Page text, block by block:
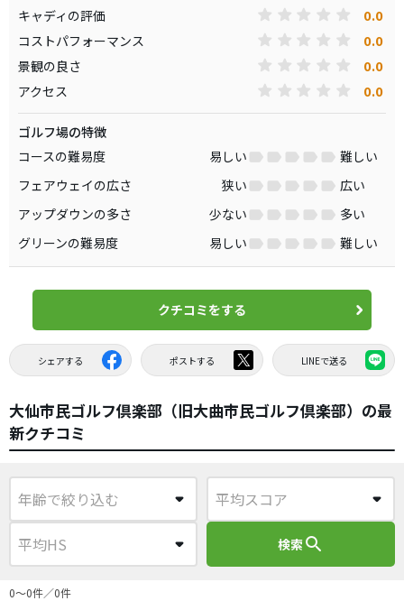
キャディの評価 0.0
コストパフォーマンス 0.0
景観の良さ 0.0
アクセス 0.0
ゴルフ場の特徴
コースの難易度
易しい
難しい
フェアウェイの広さ
狭い
広い
アップダウンの多さ
少ない
多い
グリーンの難易度
易しい 難しい
クチコミをする
シェアする ポストする LINEで送る
大仙市民ゴルフ倶楽部（旧大曲市民ゴルフ倶楽部）の最
新クチコミ
検索search
0〜0件／0件